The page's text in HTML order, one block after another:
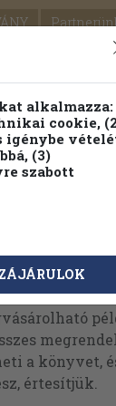
SEGÍTSÉG
fa
a könyvet,
értesítjük.
alkalmazza:
cookie,
igénybe
(3)
szabott